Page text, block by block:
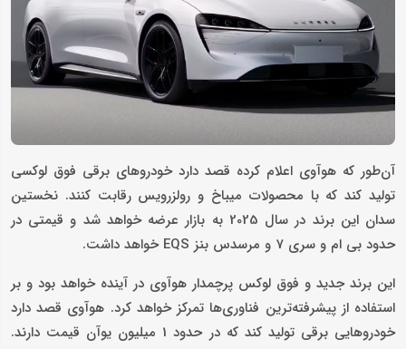
آن‌طور که هوآوی اعلام کرده قصد دارد خودروهای برقی فوق لوکسی
تولید کند که با محصولات میباخ و رولزرویس رقابت کنند. نخستین
سدان این برند در سال 2025 به بازار عرضه خواهد شد و قیمتی در
حدود بی ام و سری 7 و مرسدس بنز EQS خواهد داشت.
این برند جدید و فوق لوکس پرچمدار هوآوی در آینده خواهد بود و بر
استفاده از پیشرفته‌ترین فناوری‌ها تمرکز خواهد کرد. هوآوی قصد دارد
خودروهایی برقی تولید کند که در حدود 1 میلیون یوآن قیمت دارند.